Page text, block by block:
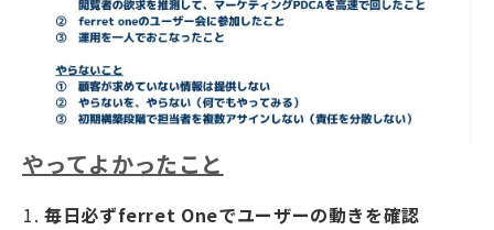
やってよかったこと
毎日必ずferret Oneでユーザーの動きを確認